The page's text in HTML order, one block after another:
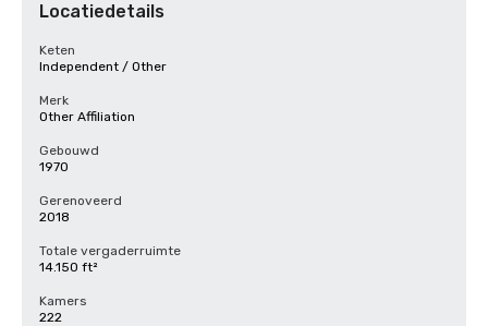
Locatiedetails
Keten
Independent / Other
Merk
Other Affiliation
Gebouwd
1970
Gerenoveerd
2018
Totale vergaderruimte
14.150 ft²
Kamers
222